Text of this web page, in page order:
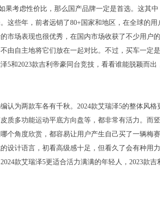
果考虑性价比，那么国产品牌一定是首选。这其
这些年，前者远销了80+国家和地区，在全球的用
市场表现也很优秀，在国内市场收获了不少用户
由自主地将它们放在一起对比。不过，买车一定
5和2023款吉利帝豪同台竞技，看看谁能脱颖而出
认为两款车各有千秋。2024款艾瑞泽5的整体风
质多功能运动平底方向盘等，都非常有活力。而
个角度欣赏，都容易让用户产生自己买了一辆梅
设计语言，初看高级感十足，但看久了会有种用
款艾瑞泽5更适合活力满满的年轻人，2023款